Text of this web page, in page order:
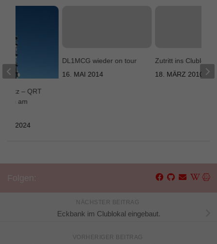
DL1MCG wieder on tour
16. MAI 2014
Zutritt ins Clublokal
18. MÄRZ 2010
– QRT
am
2024
NÄCHSTER BEITRAG
Eckbank im Clublokal eingebaut.
VORHERIGER BEITRAG